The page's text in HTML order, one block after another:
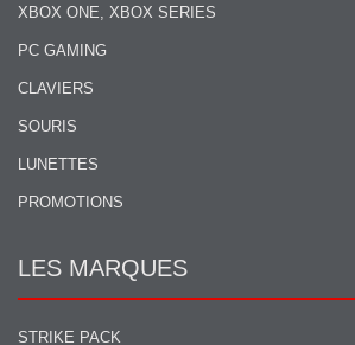
XBOX ONE, XBOX SERIES
PC GAMING
CLAVIERS
SOURIS
LUNETTES
PROMOTIONS
LES MARQUES
STRIKE PACK